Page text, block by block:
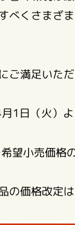
べくさまざ
ご満足いた
1日（火）よ
望小売価格
の価格改定